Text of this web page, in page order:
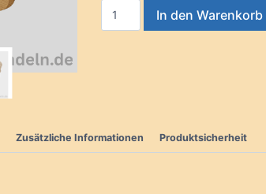
In den Warenkorb
Zusätzliche Informationen Produktsicherheit